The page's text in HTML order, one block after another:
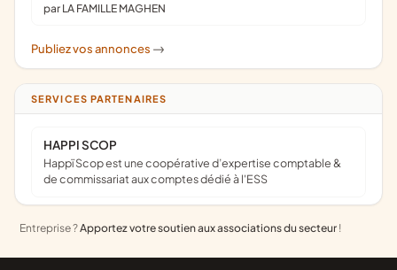
par LA FAMILLE MAGHEN
Publiez vos annonces ->
SERVICES PARTENAIRES
HAPPI SCOP
Happï Scop est une coopérative d’expertise comptable &
de commissariat aux comptes dédié à l'ESS
Entreprise ?Apportez votre soutien aux associations du secteur !